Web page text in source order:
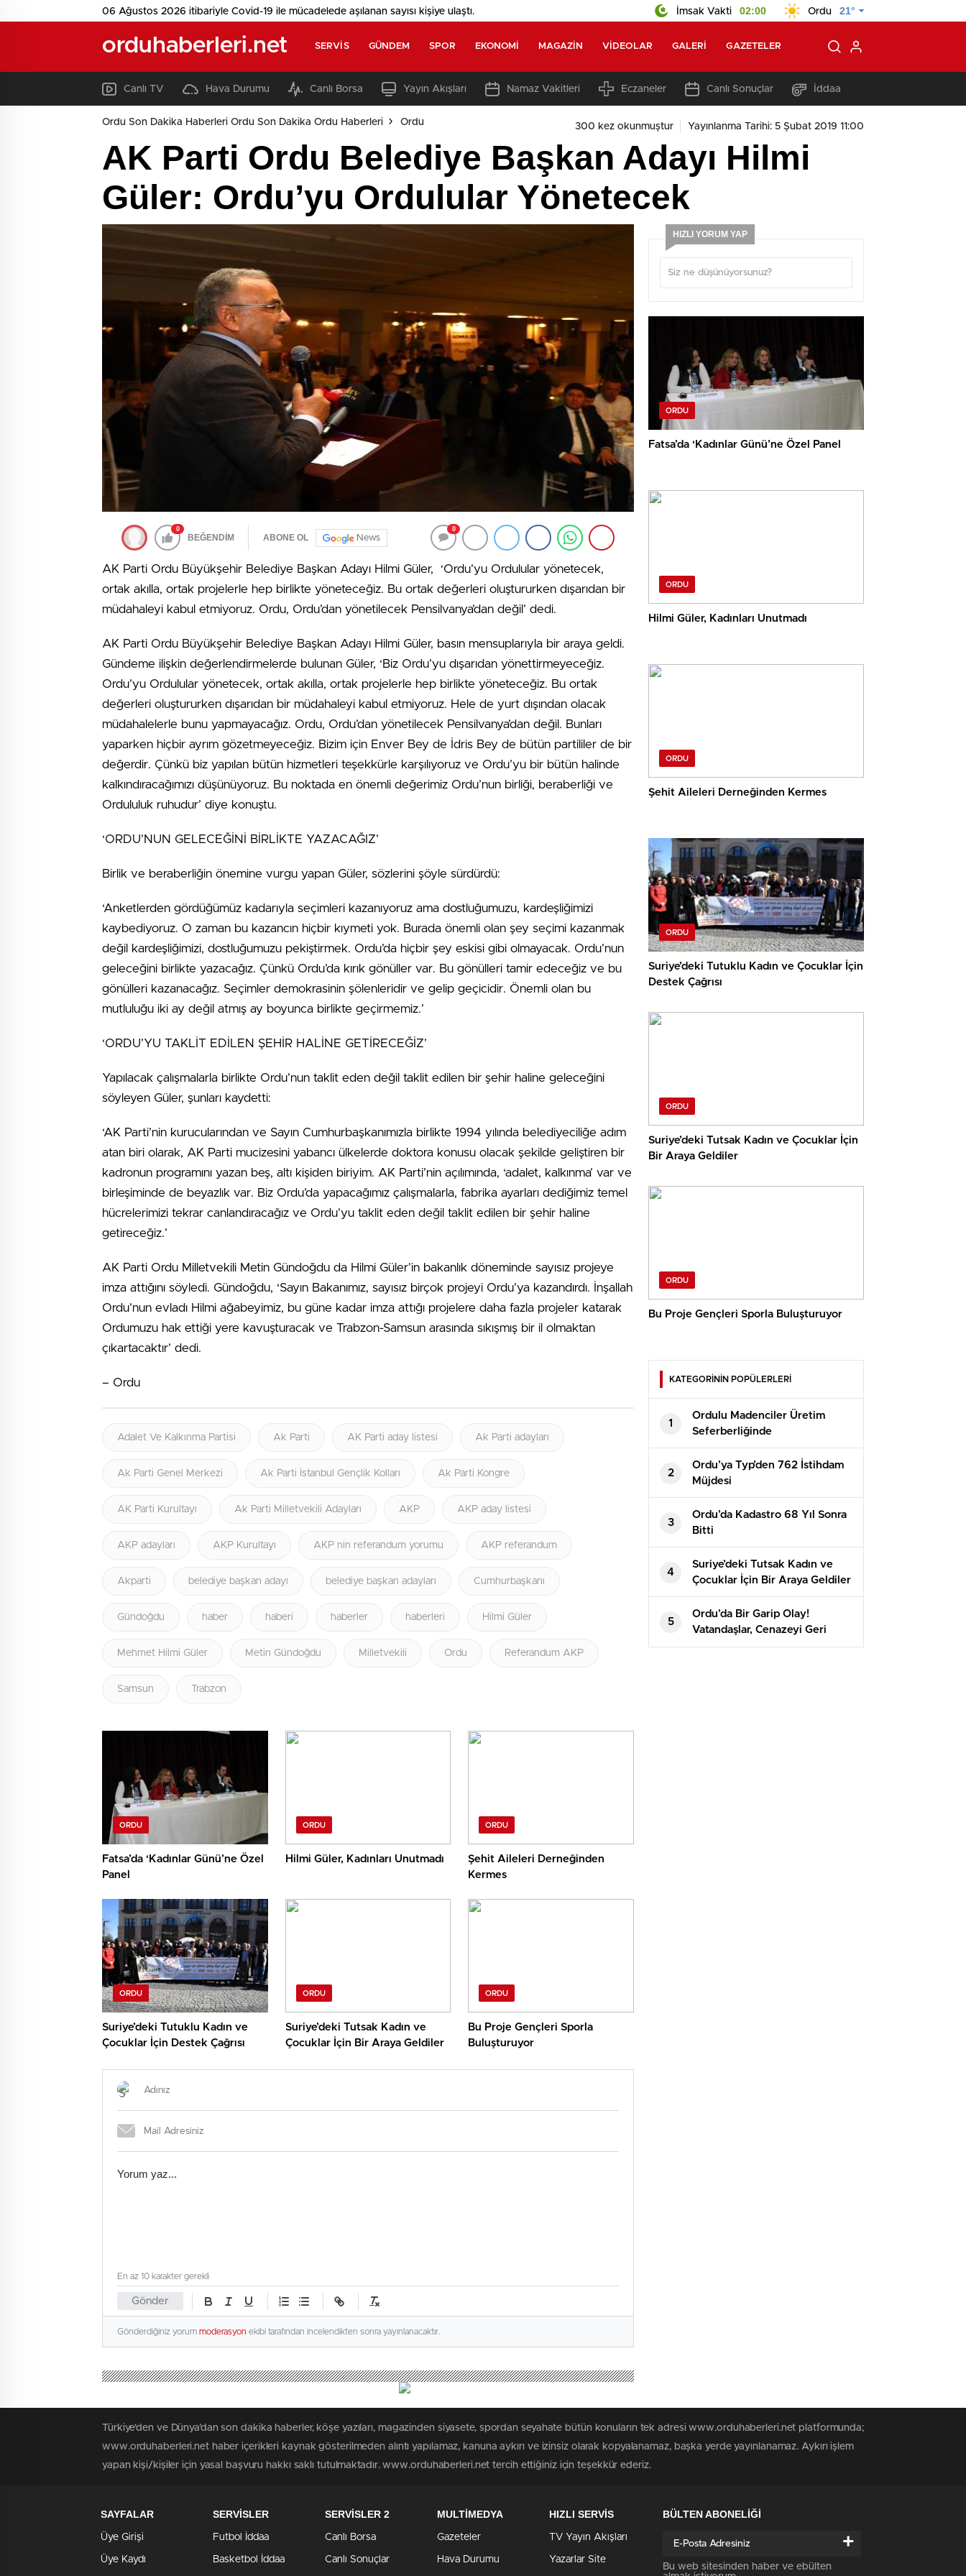
06 Ağustos 2026 itibariyle Covid-19 ile mücadelede aşılanan sayısı kişiye ulaştı. İmsak Vakti 02:00 Ordu 21°
orduhaberleri.net SERVIS GÜNDEM SPOR EKONOMI MAGAZIN VIDEOLAR GALERI GAZETELER
Canlı TV Hava Durumu Canlı Borsa Yayın Akışları Namaz Vakitleri Eczaneler Canlı Sonuçlar İddaa
Ordu Son Dakika Haberleri Ordu Son Dakika Ordu Haberleri Ordu 300 kez okunmuştur Yayınlanma Tarihi: 5 Şubat 2019 11:00
AK Parti Ordu Belediye Başkan Adayı Hilmi
Güler: Ordu’yu Ordulular Yönetecek
0
BEĞENDİM ABONE OL News
0
AK Parti Ordu Büyükşehir Belediye Başkan Adayı Hilmi Güler, ‘Ordu’yu Ordulular yönetecek,
ortak akılla, ortak projelerle hep birlikte yöneteceğiz. Bu ortak değerleri oluştururken dışarıdan bir
müdahaleyi kabul etmiyoruz. Ordu, Ordu’dan yönetilecek Pensilvanya’dan değil’ dedi.
AK Parti Ordu Büyükşehir Belediye Başkan Adayı Hilmi Güler, basın mensuplarıyla bir araya geldi.
Gündeme ilişkin değerlendirmelerde bulunan Güler, ‘Biz Ordu’yu dışarıdan yönettirmeyeceğiz.
Ordu’yu Ordulular yönetecek, ortak akılla, ortak projelerle hep birlikte yöneteceğiz. Bu ortak
değerleri oluştururken dışarıdan bir müdahaleyi kabul etmiyoruz. Hele de yurt dışından olacak
müdahalelerle bunu yapmayacağız. Ordu, Ordu’dan yönetilecek Pensilvanya’dan değil. Bunları
yaparken hiçbir ayrım gözetmeyeceğiz. Bizim için Enver Bey de İdris Bey de bütün partililer de bir
değerdir. Çünkü biz yapılan bütün hizmetleri teşekkürle karşılıyoruz ve Ordu’yu bir bütün halinde
kalkındıracağımızı düşünüyoruz. Bu noktada en önemli değerimiz Ordu’nun birliği, beraberliği ve
Ordululuk ruhudur’ diye konuştu.
‘ORDU’NUN GELECEĞİNİ BİRLİKTE YAZACAĞIZ’
Birlik ve beraberliğin önemine vurgu yapan Güler, sözlerini şöyle sürdürdü:
‘Anketlerden gördüğümüz kadarıyla seçimleri kazanıyoruz ama dostluğumuzu, kardeşliğimizi
kaybediyoruz. O zaman bu kazancın hiçbir kıymeti yok. Burada önemli olan şey seçimi kazanmak
değil kardeşliğimizi, dostluğumuzu pekiştirmek. Ordu’da hiçbir şey eskisi gibi olmayacak. Ordu’nun
geleceğini birlikte yazacağız. Çünkü Ordu’da kırık gönüller var. Bu gönülleri tamir edeceğiz ve bu
gönülleri kazanacağız. Seçimler demokrasinin şölenleridir ve gelip geçicidir. Önemli olan bu
mutluluğu iki ay değil atmış ay boyunca birlikte geçirmemiz.’
‘ORDU’YU TAKLİT EDİLEN ŞEHİR HALİNE GETİRECEĞİZ’
Yapılacak çalışmalarla birlikte Ordu’nun taklit eden değil taklit edilen bir şehir haline geleceğini
söyleyen Güler, şunları kaydetti:
‘AK Parti’nin kurucularından ve Sayın Cumhurbaşkanımızla birlikte 1994 yılında belediyeciliğe adım
atan biri olarak, AK Parti mucizesini yabancı ülkelerde doktora konusu olacak şekilde geliştiren bir
kadronun programını yazan beş, altı kişiden biriyim. AK Parti’nin açılımında, ‘adalet, kalkınma’ var ve
birleşiminde de beyazlık var. Biz Ordu’da yapacağımız çalışmalarla, fabrika ayarları dediğimiz temel
hücrelerimizi tekrar canlandıracağız ve Ordu’yu taklit eden değil taklit edilen bir şehir haline
getireceğiz.’
AK Parti Ordu Milletvekili Metin Gündoğdu da Hilmi Güler’in bakanlık döneminde sayısız projeye
imza attığını söyledi. Gündoğdu, ‘Sayın Bakanımız, sayısız birçok projeyi Ordu’ya kazandırdı. İnşallah
Ordu’nun evladı Hilmi ağabeyimiz, bu güne kadar imza attığı projelere daha fazla projeler katarak
Ordumuzu hak ettiği yere kavuşturacak ve Trabzon-Samsun arasında sıkışmış bir il olmaktan
çıkartacaktır’ dedi.
– Ordu
Adalet Ve Kalkınma Partisi Ak Parti AK Parti aday listesi Ak Parti adayları
Ak Parti Genel Merkezi Ak Parti İstanbul Gençlik Kolları Ak Parti Kongre
AK Parti Kurultayı Ak Parti Milletvekili Adayları AKP AKP aday listesi
AKP adayları AKP Kurultayı AKP nin referandum yorumu AKP referandum
Akparti belediye başkan adayı belediye başkan adayları Cumhurbaşkanı
Gündoğdu haber haberi haberler haberleri Hilmi Güler
Mehmet Hilmi Güler Metin Gündoğdu Milletvekili Ordu Referandum AKP
Samsun Trabzon
ORDU
Fatsa’da ‘Kadınlar Günü’ne Özel
Panel
ORDU
Hilmi Güler, Kadınları Unutmadı
ORDU
Şehit Aileleri Derneğinden
Kermes
ORDU
Suriye’deki Tutuklu Kadın ve
Çocuklar İçin Destek Çağrısı
ORDU
Suriye’deki Tutsak Kadın ve
Çocuklar İçin Bir Araya Geldiler
ORDU
Bu Proje Gençleri Sporla
Buluşturuyor
Gönder
En az 10 karakter gerekli
Gönderdiğiniz yorum moderasyon ekibi tarafından incelendikten sonra yayınlanacaktır.
HIZLI YORUM YAP
ORDU
Fatsa’da ‘Kadınlar Günü’ne Özel Panel
ORDU
Hilmi Güler, Kadınları Unutmadı
ORDU
Şehit Aileleri Derneğinden Kermes
ORDU
Suriye’deki Tutuklu Kadın ve Çocuklar İçin
Destek Çağrısı
ORDU
Suriye’deki Tutsak Kadın ve Çocuklar İçin
Bir Araya Geldiler
ORDU
Bu Proje Gençleri Sporla Buluşturuyor
KATEGORİNİN POPÜLERLERİ
1
Ordulu Madenciler Üretim
Seferberliğinde
2
Ordu’ya Typ’den 762 İstihdam
Müjdesi
3
Ordu’da Kadastro 68 Yıl Sonra
Bitti
4
Suriye’deki Tutsak Kadın ve
Çocuklar İçin Bir Araya Geldiler
5
Ordu’da Bir Garip Olay!
Vatandaşlar, Cenazeyi Geri
Çıkartmak Kaydıyla
Türkiye'den ve Dünya’dan son dakika haberler, köşe yazıları, magazinden siyasete, spordan seyahate bütün konuların tek adresi www.orduhaberleri.net platformunda;
www.orduhaberleri.net haber içerikleri kaynak gösterilmeden alıntı yapılamaz, kanuna aykırı ve izinsiz olarak kopyalanamaz, başka yerde yayınlanamaz. Aykırı işlem
yapan kişi/kişiler için yasal başvuru hakkı saklı tutulmaktadır. www.orduhaberleri.net tercih ettiğiniz için teşekkür ederiz.
SAYFALAR
Üye Girişi
Üye Kaydı
SERVİSLER
Futbol İddaa
Basketbol İddaa
SERVİSLER 2
Canlı Borsa
Canlı Sonuçlar
MULTİMEDYA
Gazeteler
Hava Durumu
HIZLI SERVİS
TV Yayın Akışları
Yazarlar Site
BÜLTEN ABONELİĞİ
+
Bu web sitesinden haber ve ebülten